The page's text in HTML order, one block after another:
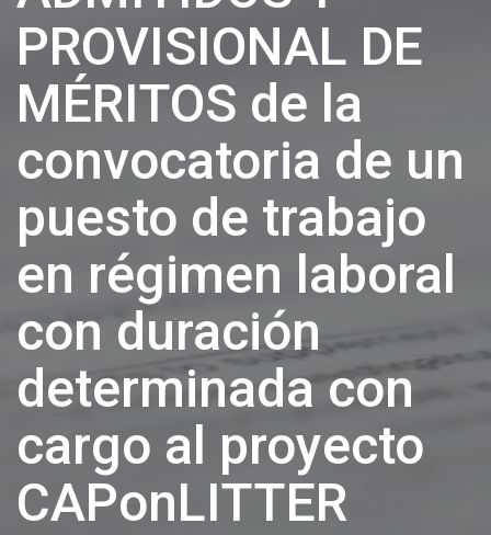
PROVISIONAL DE
MÉRITOS de la
convocatoria de un
puesto de trabajo
en régimen laboral
con duración
determinada con
cargo al proyecto
CAPonLITTER